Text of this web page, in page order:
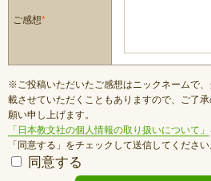
ご感想*
※ご投稿いただいたご感想はニックネームで
載させていただくこともありますので、ご了
願い申し上げます。
「日本教文社の個人情報の取り扱いについて」
「同意する」をチェックして送信してください
同意する